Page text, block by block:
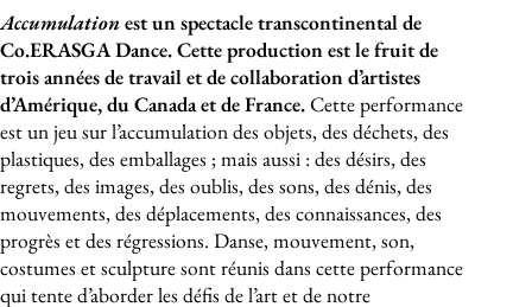
À propos de l'événement
Accumulationest un spectacle transcontinental de
Co.ERASGA Dance. Cette production est le fruit de
trois années de travail et de collaboration d’artistes
d’Amérique, du Canada et de France.Cette performance
est un jeu sur l’accumulation des objets, des déchets, des
plastiques, des emballages ; mais aussi : des désirs, des
regrets, des images, des oublis, des sons, des dénis, des
mouvements, des déplacements, des connaissances, des
progrès et des régressions. Danse, mouvement, son,
costumes et sculpture sont réunis dans cette performance
qui tente d’aborder les défis de l’art et de notre